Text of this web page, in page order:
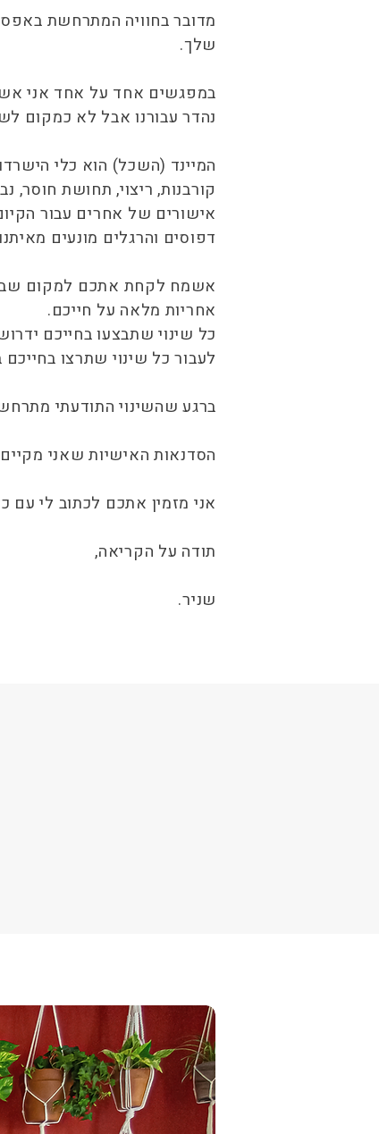
מדובר בחוויה המתרחשת
שלך.
במפגשים אחד על אחד אני
נהדר עבורנו אבל לא כמקום
המיינד (השכל) הוא כלי
קורבנות, ריצוי, תחושת
אישורים של אחרים עבור
דפוסים והרגלים מונעים
אשמח לקחת אתכם למקום שבו
אחריות מלאה על חייכם.
כל שינוי שתבצעו בחייכם
לעבור כל שינוי שתרצו בחייכם
ברגע שהשינוי התודעתי
הסדנאות האישיות שאני
אני מזמין אתכם לכתוב לי
תודה על הקריאה,
שניר.